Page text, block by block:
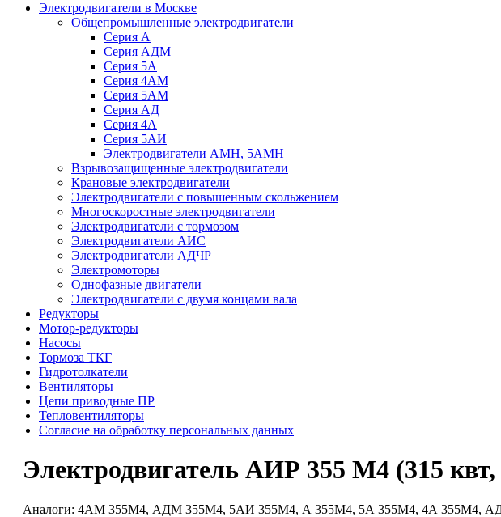
Электродвигатели в Москве
Общепромышленные электродвигатели
Серия А
Серия АДМ
Серия 5А
Серия 4АМ
Серия 5АМ
Серия АД
Серия 4А
Серия 5АИ
Электродвигатели АМН, 5АМН
Взрывозащищенные электродвигатели
Крановые электродвигатели
Электродвигатели с повышенным скольжением
Многоскоростные электродвигатели
Электродвигатели с тормозом
Электродвигатели АИC
Электродвигатели АДЧР
Электромоторы
Однофазные двигатели
Электродвигатели с двумя концами вала
Редукторы
Мотор-редукторы
Насосы
Тормоза ТКГ
Гидротолкатели
Вентиляторы
Цепи приводные ПР
Тепловентиляторы
Согласие на обработку персональных данных
Электродвигатель АИР 355 M4 (315
Аналоги: 4АМ 355M4, АДМ 355M4, 5АИ 355M4, А 355M4, 5А 355M4, 4А 355M4,